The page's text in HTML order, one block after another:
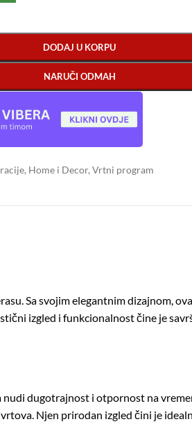
DODAJ U KORPU
NARUČI ODMAH
, Home i Decor, Vrtni program
Sa svojim elegantnim dizajnom,
izgled i funkcionalnost čine je
dugotrajnost i otpornost na
Njen prirodan izgled čini je